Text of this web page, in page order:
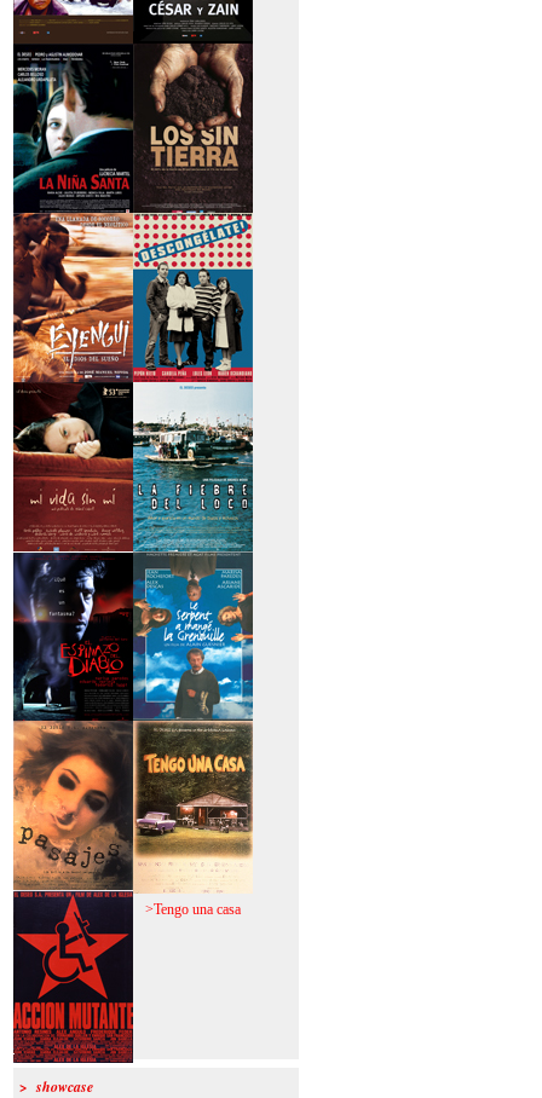
>Caravan >César y Zain
>La niña santa >Los sin tierra
>Eyengui, El Dios
del sueño
>Mi vida sin mi >La fiebre del loco
>El espinazo del
diablo
>A trabajar!
>Pasajes >Tengo una casa
>Acción mutante
> showcase